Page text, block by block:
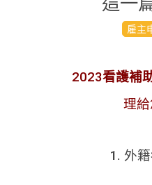
雇主
2023看護補
理
1. 外籍